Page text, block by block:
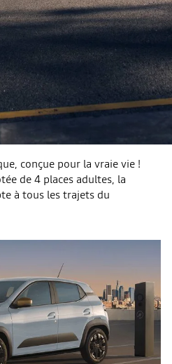
conçue pour la vraie vie !
de 4 places adultes, la
à tous les trajets du